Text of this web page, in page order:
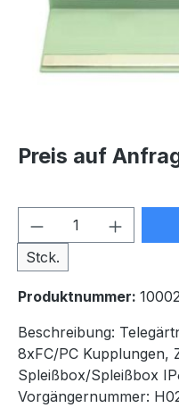
Preis auf
Stck.
Produktnummer:
Beschreibung:
8xFC/PC Kupplungen,
Spleißbox/Spleißbox
Vorgängernummer: